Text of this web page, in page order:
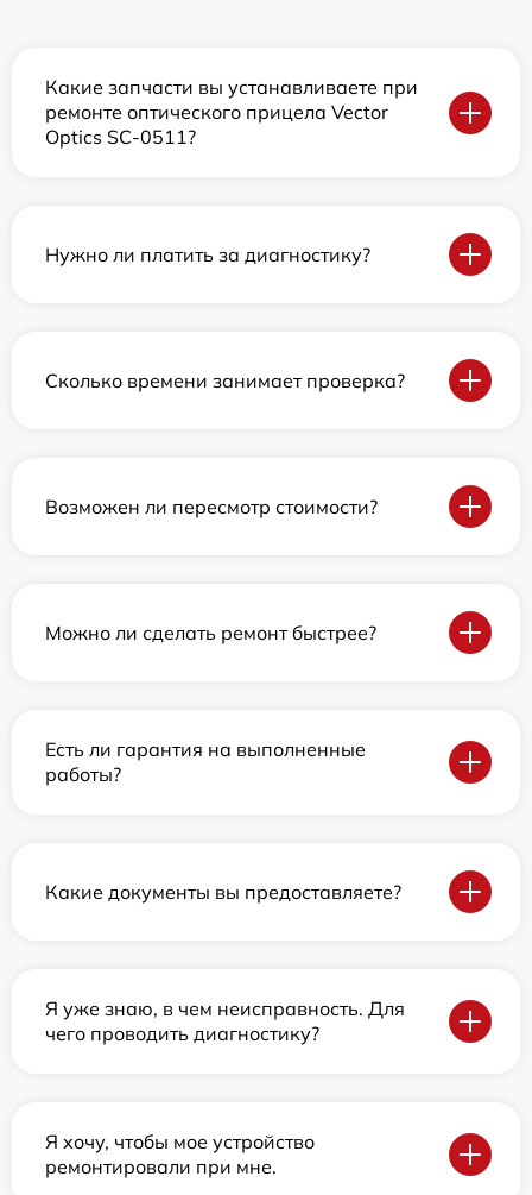
Какие запчасти вы устанавливаете при
ремонте оптического прицела Vector
Optics SC-0511?
Нужно ли платить за диагностику?
Сколько времени занимает проверка?
Возможен ли пересмотр стоимости?
Можно ли сделать ремонт быстрее?
Есть ли гарантия на выполненные
работы?
Какие документы вы предоставляете?
Я уже знаю, в чем неисправность. Для
чего проводить диагностику?
Я хочу, чтобы мое устройство
ремонтировали при мне.